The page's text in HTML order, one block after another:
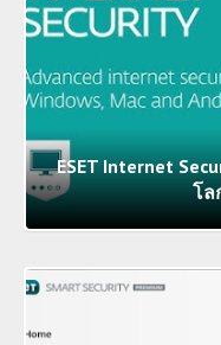
ESET Internet
โล